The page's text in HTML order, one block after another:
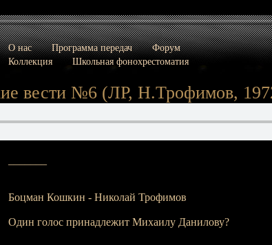
О нас Программа передач
Форум
Коллекция
Школьная фонохрестоматия
вести №6 (ЛР, Н.Трофимов,
Боцман Кошкин - Николай Трофимов
Один голос принадлежит Михаилу Данилову?